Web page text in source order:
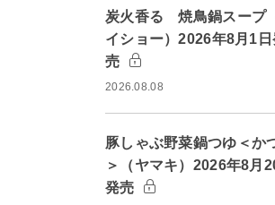
炭火香る 焼鳥鍋スープ
イショー）2026年8月1日
売
2026.08.08
豚しゃぶ野菜鍋つゆ＜か
＞（ヤマキ）2026年8月
発売